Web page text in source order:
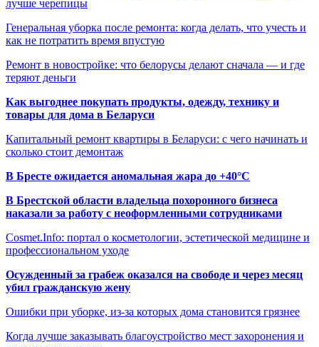
лучше черепицы
Генеральная уборка после ремонта: когда делать, что учесть и
как не потратить время впустую
Ремонт в новостройке: что белорусы делают сначала — и где
теряют деньги
Как выгоднее покупать продукты, одежду, технику и
товары для дома в Беларуси
Капитальный ремонт квартиры в Беларуси: с чего начинать и
сколько стоит демонтаж
В Бресте ожидается аномальная жара до +40°C
В Брестской области владельца похоронного бизнеса
наказали за работу с неоформленными сотрудниками
Cosmet.Info: портал о косметологии, эстетической медицине и
профессиональном уходе
Осужденный за грабеж оказался на свободе и через месяц
убил гражданскую жену
Ошибки при уборке, из-за которых дома становится грязнее
Когда лучше заказывать благоустройство мест захоронения и